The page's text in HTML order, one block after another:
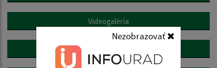
Nezobrazovať
Videogaléria